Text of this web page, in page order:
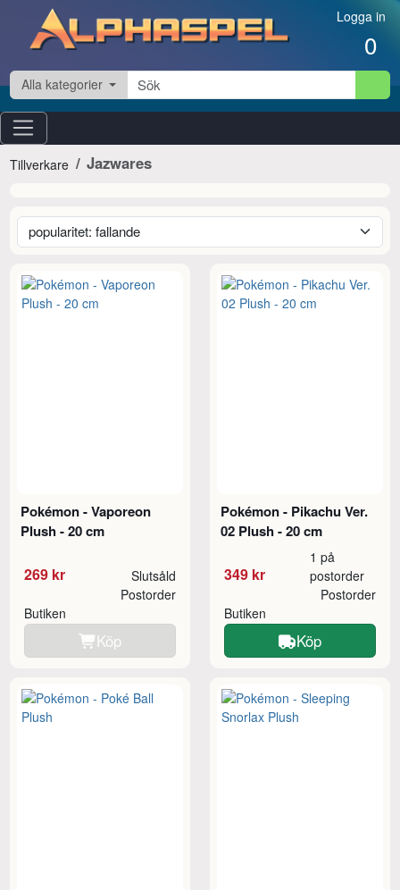
Hoppa till innehåll Logga in
0
Alla kategorier
Tillverkare Jazwares
Pokémon - Vaporeon
Plush - 20 cm
269 kr Slutsåld
Butiken
Postorder
Köp
Pokémon - Pikachu Ver.
02 Plush - 20 cm
349 kr
1 på
postorder
Butiken
Postorder
Köp